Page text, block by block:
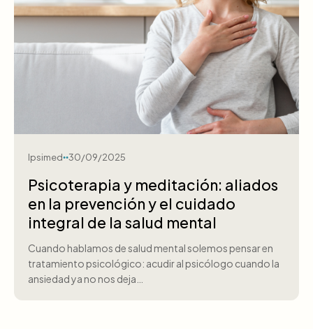
Ipsimed 30/09/2025
Psicoterapia y meditación: aliados
en la prevención y el cuidado
integral de la salud mental
Cuando hablamos de salud mental solemos pensar en
tratamiento psicológico: acudir al psicólogo cuando la
ansiedad ya no nos deja…